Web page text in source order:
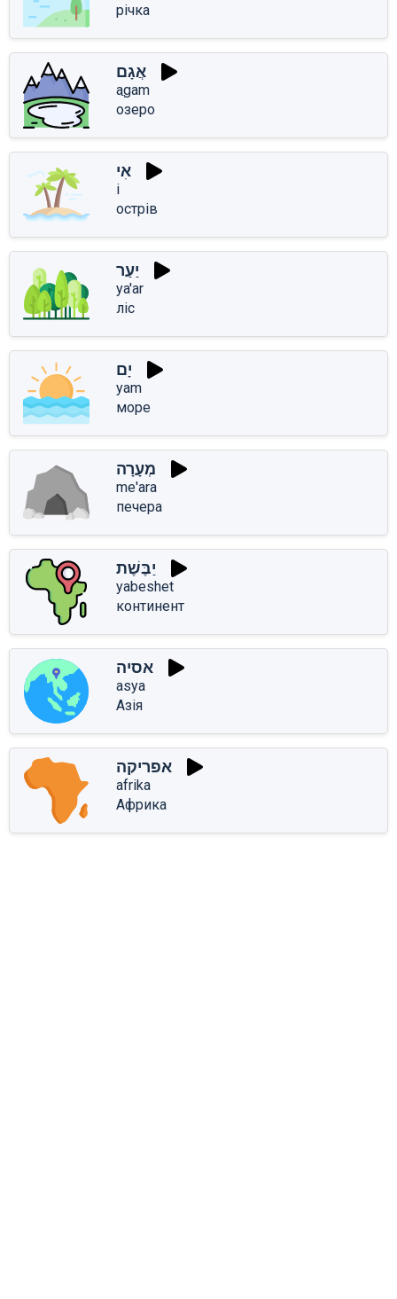
річка
אֲגָם
aֲgam
озеро
אִי
i
острів
יַעַר
ya'ar
ліс
יָם
yam
море
מְעָרָה
me'ara
печера
יַבֶּשֶׁת
yabeshet
континент
אסיה
asya
Азія
אפריקה
afrika
Африка